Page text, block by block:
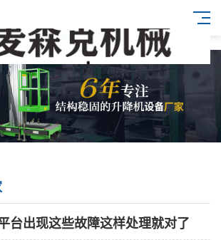
台出现这些故障这样处理就对了